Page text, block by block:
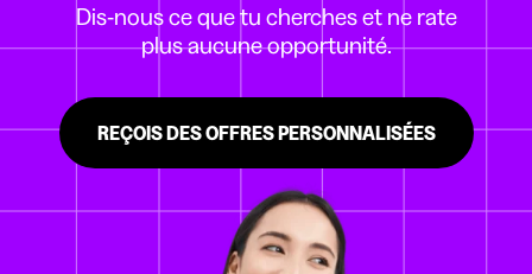
Dis-nous ce que tu cherches et ne rate
plus aucune opportunité.
REÇOIS DES OFFRES PERSONNALISÉES